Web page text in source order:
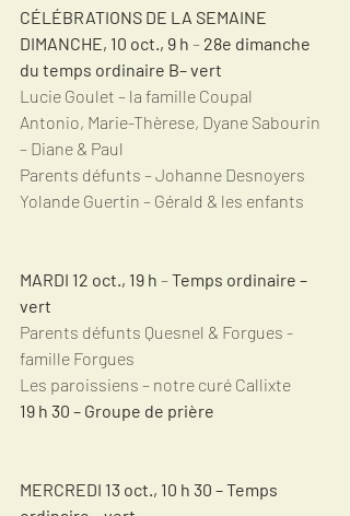
CÉLÉBRATIONS DE LA SEMAINE
DIMANCHE, 10 oct., 9 h – 28e dimanche
du temps ordinaire B– vert
Lucie Goulet – la famille Coupal
Antonio, Marie-Thèrese, Dyane Sabourin
– Diane & Paul
Parents défunts – Johanne Desnoyers
Yolande Guertin – Gérald & les enfants
MARDI 12 oct., 19 h – Temps ordinaire –
vert
Parents défunts Quesnel & Forgues -
famille Forgues
Les paroissiens – notre curé Callixte
19 h 30 – Groupe de prière
MERCREDI 13 oct., 10 h 30 – Temps